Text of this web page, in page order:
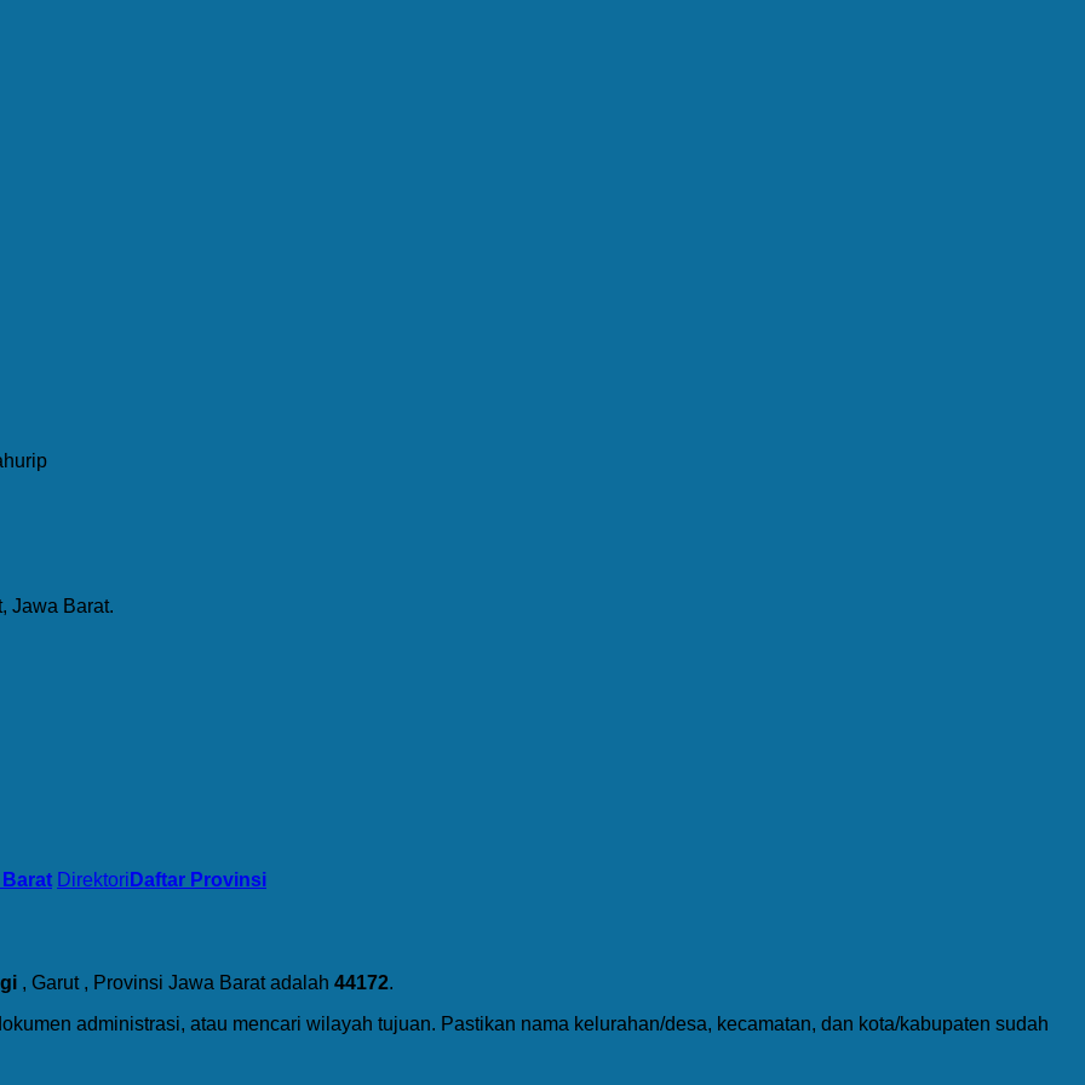
Jawa Barat.
Direktori Daftar Provinsi
, Garut , Provinsi Jawa Barat adalah 44172.
administrasi, atau mencari wilayah tujuan. Pastikan nama kelurahan/desa, kecamatan, dan kota/kabupaten sudah